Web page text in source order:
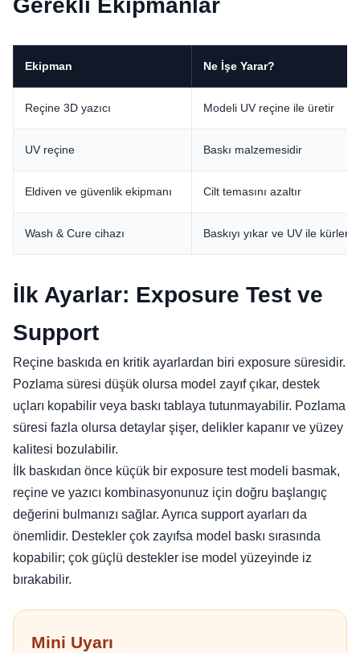
Gerekli Ekipmanlar
Ekipman Ne İşe Yarar?
Reçine 3D yazıcı Modeli UV reçine ile üretir
UV reçine Baskı malzemesidir
Eldiven ve güvenlik ekipmanı Cilt temasını azaltır
Wash & Cure cihazı Baskıyı yıkar ve UV ile kürler
İlk Ayarlar: Exposure Test ve
Support
Reçine baskıda en kritik ayarlardan biri exposure süresidir.
Pozlama süresi düşük olursa model zayıf çıkar, destek
uçları kopabilir veya baskı tablaya tutunmayabilir. Pozlama
süresi fazla olursa detaylar şişer, delikler kapanır ve yüzey
kalitesi bozulabilir.
İlk baskıdan önce küçük bir exposure test modeli basmak,
reçine ve yazıcı kombinasyonunuz için doğru başlangıç
değerini bulmanızı sağlar. Ayrıca support ayarları da
önemlidir. Destekler çok zayıfsa model baskı sırasında
kopabilir; çok güçlü destekler ise model yüzeyinde iz
bırakabilir.
Mini Uyarı